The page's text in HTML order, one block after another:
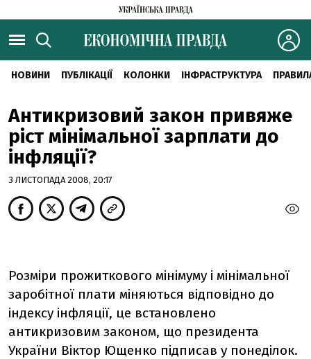
НОВИНИ ПУБЛІКАЦІЇ КОЛОНКИ ІНФРАСТРУКТУРА
Антикризовий закон привяже
ріст мінімальної зарплати до
інфляції?
3 ЛИСТОПАДА 2008, 20:17
Розміри прожиткового мінімуму і мінімальної
заробітної плати міняються відповідно до
індексу інфляції, це встановлено
антикризовим законом, що президента
України Віктор Ющенко підписав у понеділок.